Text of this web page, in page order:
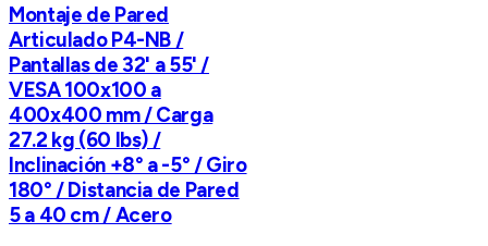
Montaje de Pared
Articulado P4-NB /
Pantallas de 32' a 55' /
VESA 100x100 a
400x400 mm / Carga
27.2 kg (60 lbs) /
Inclinación +8° a -5° / Giro
180° / Distancia de Pared
5 a 40 cm / Acero